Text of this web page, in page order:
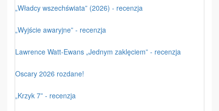
„Władcy wszechświata” (2026) - recenzja
„Wyjście awaryjne” - recenzja
Lawrence Watt-Ewans „Jednym zaklęciem” - recenzja
Oscary 2026 rozdane!
„Krzyk 7” - recenzja